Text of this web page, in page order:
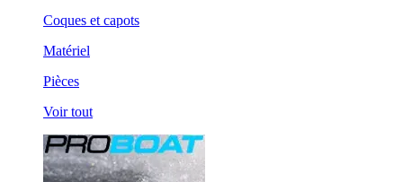
Coques et capots
Matériel
Pièces
Voir tout